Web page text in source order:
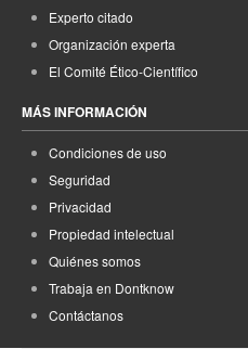
Experto citado
Organización experta
El Comité Ético-Científico
MÁS INFORMACIÓN
Condiciones de uso
Seguridad
Privacidad
Propiedad intelectual
Quiénes somos
Trabaja en Dontknow
Contáctanos